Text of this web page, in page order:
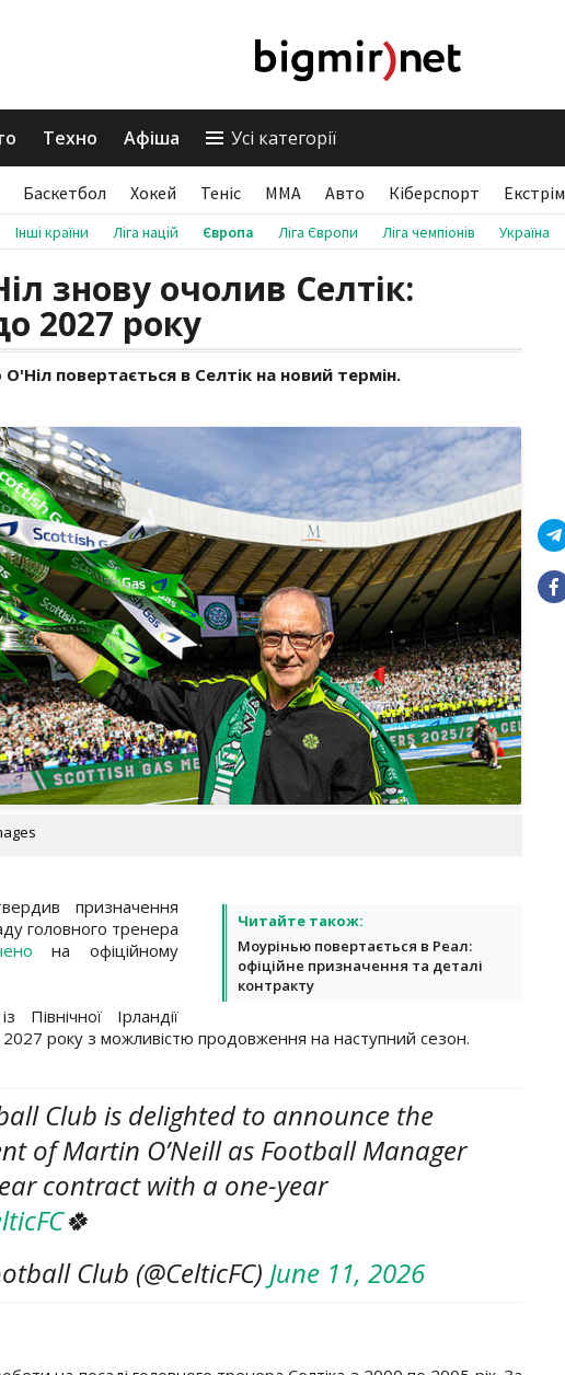
Техно Афіша Усі категорії
Баскетбол Хокей Теніс ММА Авто Кіберспорт Екстрім
Інші країни Ліга націй Європа Ліга Європи Ліга чемпіонів Україна
знову очолив Селтік:
2027 року
повертається в Селтік на новий термін.
Читайте також:
Моурінью повертається в Реал:
офіційне призначення та деталі
контракту
призначення
головного тренера
на офіційному
Північної Ірландії
2027 року з можливістю продовження на наступний сезон.
Club is delighted to announce the
of Martin O’Neill as Football Manager
contract with a one-year
🍀
Club (@CelticFC) June 11, 2026